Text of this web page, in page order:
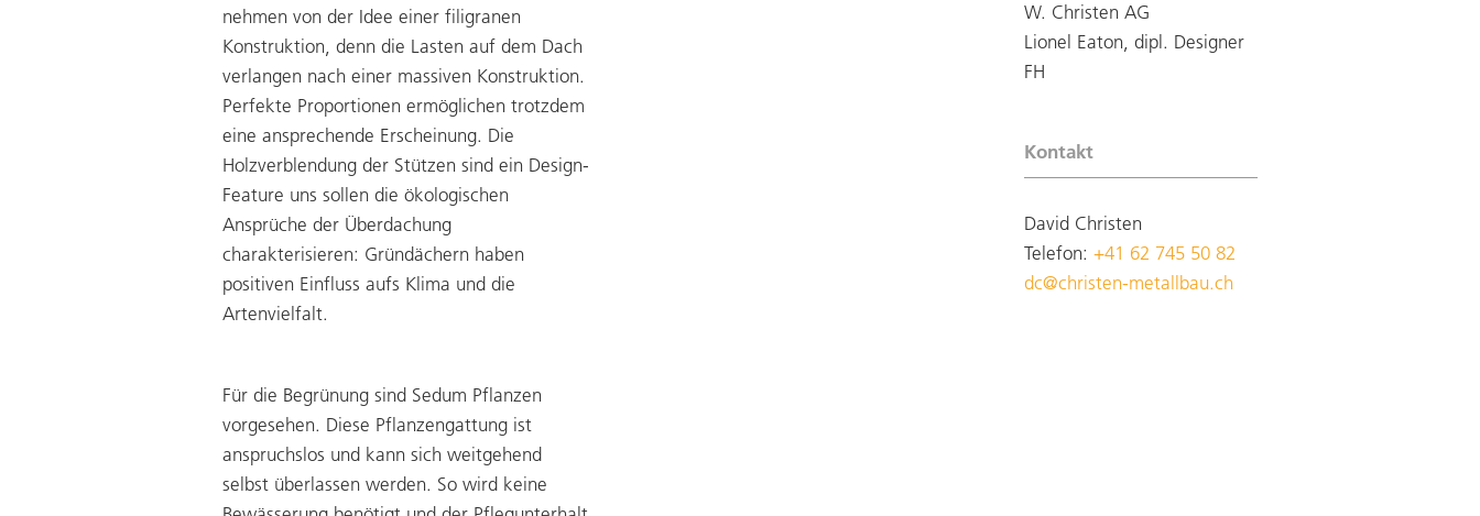
nehmen von der Idee einer filigranen
Konstruktion, denn die Lasten auf dem Dach
verlangen nach einer massiven Konstruktion.
Perfekte Proportionen ermöglichen trotzdem
eine ansprechende Erscheinung. Die
Holzverblendung der Stützen sind ein Design-
Feature uns sollen die ökologischen
Ansprüche der Überdachung
charakterisieren: Gründächern haben
positiven Einfluss aufs Klima und die
Artenvielfalt.
Für die Begrünung sind Sedum Pflanzen
vorgesehen. Diese Pflanzengattung ist
anspruchslos und kann sich weitgehend
selbst überlassen werden. So wird keine
W. Christen AG
Lionel Eaton, dipl. Designer
FH
Kontakt
David Christen
Telefon: +41 62 745 50 82
dc@christen-metallbau.ch